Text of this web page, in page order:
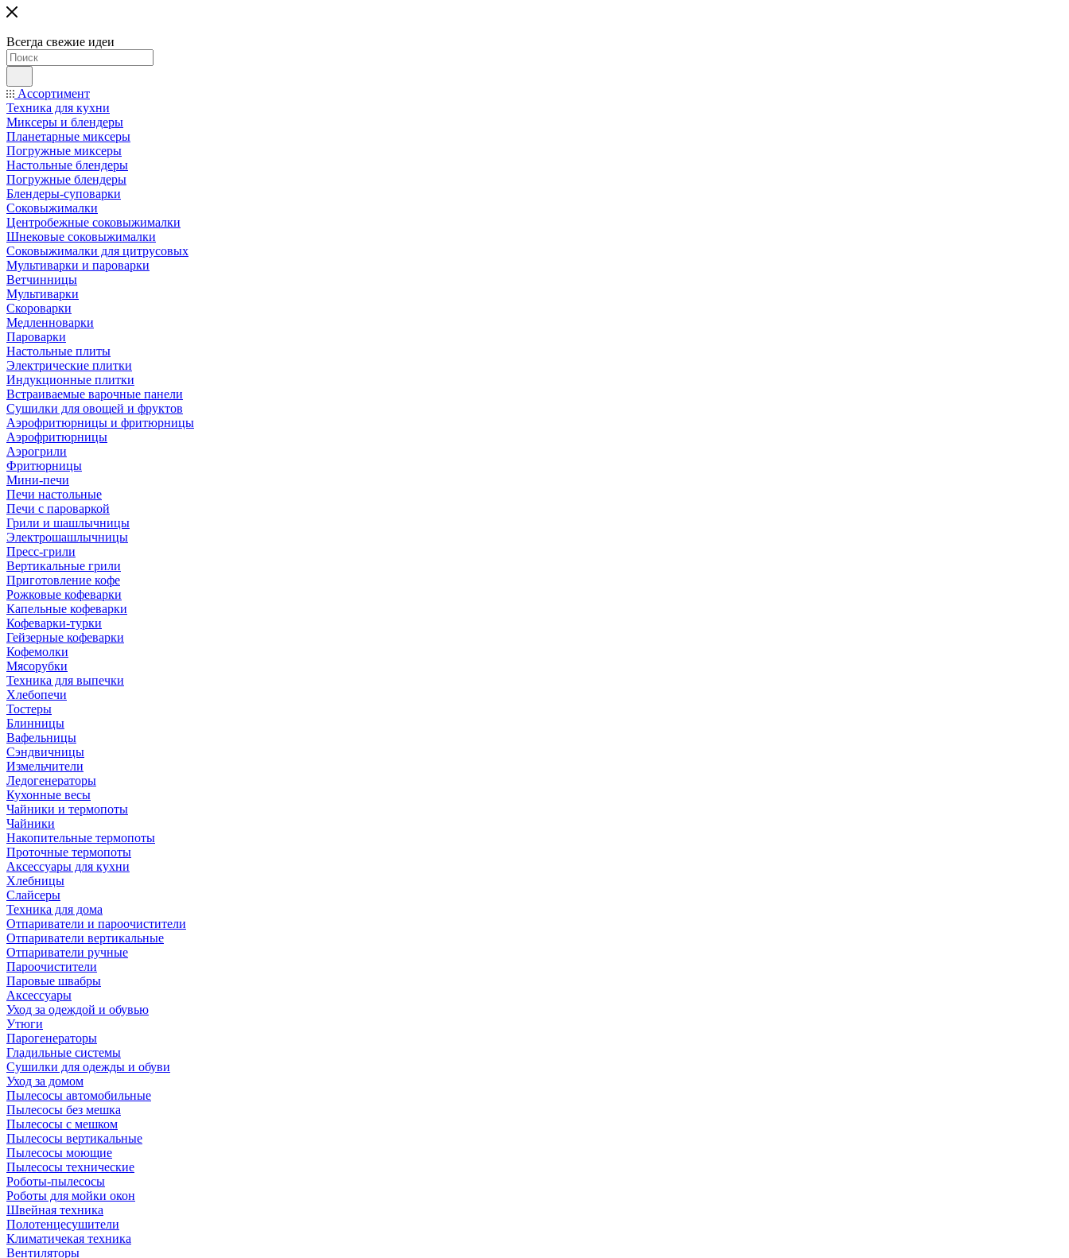
Всегда свежие идеи
Ассортимент
Техника для кухни
Миксеры и блендеры
Планетарные миксеры
Погружные миксеры
Настольные блендеры
Погружные блендеры
Блендеры-суповарки
Соковыжималки
Центробежные соковыжималки
Шнековые соковыжималки
Соковыжималки для цитрусовых
Мультиварки и пароварки
Ветчинницы
Мультиварки
Скороварки
Медленноварки
Пароварки
Настольные плиты
Электрические плитки
Индукционные плитки
Встраиваемые варочные панели
Сушилки для овощей и фруктов
Аэрофритюрницы и фритюрницы
Аэрофритюрницы
Аэрогрили
Фритюрницы
Мини-печи
Печи настольные
Печи с пароваркой
Грили и шашлычницы
Электрошашлычницы
Пресс-грили
Вертикальные грили
Приготовление кофе
Рожковые кофеварки
Капельные кофеварки
Кофеварки-турки
Гейзерные кофеварки
Кофемолки
Мясорубки
Техника для выпечки
Хлебопечи
Тостеры
Блинницы
Вафельницы
Сэндвичницы
Измельчители
Ледогенераторы
Кухонные весы
Чайники и термопоты
Чайники
Накопительные термопоты
Проточные термопоты
Аксессуары для кухни
Хлебницы
Слайсеры
Техника для дома
Отпариватели и пароочистители
Отпариватели вертикальные
Отпариватели ручные
Пароочистители
Паровые швабры
Аксессуары
Уход за одеждой и обувью
Утюги
Парогенераторы
Гладильные системы
Сушилки для одежды и обуви
Уход за домом
Пылесосы автомобильные
Пылесосы без мешка
Пылесосы с мешком
Пылесосы вертикальные
Пылесосы моющие
Пылесосы технические
Роботы-пылесосы
Роботы для мойки окон
Швейная техника
Полотенцесушители
Климатичекая техника
Вентиляторы